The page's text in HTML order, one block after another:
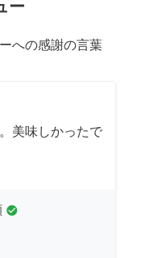
ー
への感謝の言葉
美味しかったで
check_circle